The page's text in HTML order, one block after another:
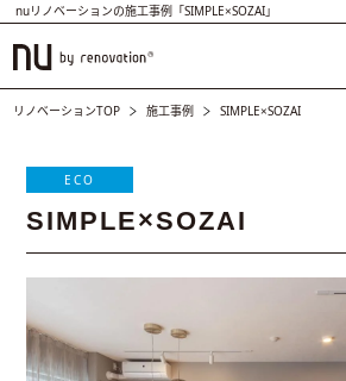
nuリノベーションの施工事例「SIMPLE×SOZAI」
リノベーションTOP 施工事例 SIMPLE×SOZAI
ECO
SIMPLE×SOZAI